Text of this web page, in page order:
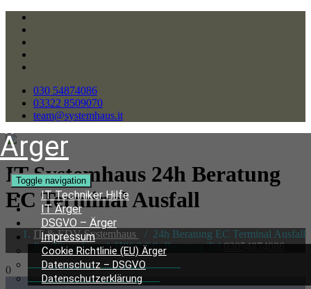
030 54874086
03322 8509070
team@systemhaus.it
Ärger
Toggle navigation
IT Techniker Hilfe
IT Ärger
DSGVO – Ärger
Impressum
Cookie Richtlinie (EU) Ärger
Datenschutz – DSGVO
Datenschutzerklärung
IT Systemhaus 24h Beratung
EC Terminal Ausfall
IT & EDV Systemhaus / 24h Beratung EC Terminal Ausfall
Ihre Firma brauch Hilfe? 24h Beratung Tel:03054874086
0